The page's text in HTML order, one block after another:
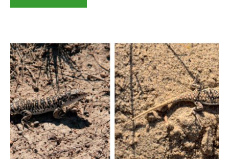
кесірттердің
мен
қорытындылары
(Sauria,
Lacertidae,
Eremias)”